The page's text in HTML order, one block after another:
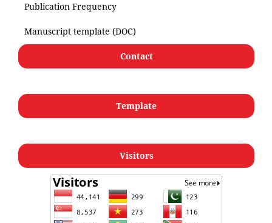
Publication Frequency
Manuscript template (DOC)
Contact
Template
Visitors